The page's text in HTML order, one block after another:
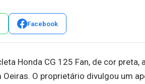
Facebook
Honda CG 125 Fan, de cor
Oeiras. O proprietário divulgou um